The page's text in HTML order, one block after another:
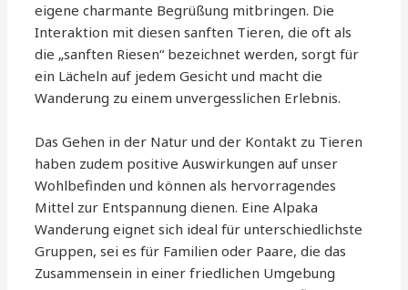
eigene charmante Begrüßung mitbringen. Die
Interaktion mit diesen sanften Tieren, die oft als
die „sanften Riesen“ bezeichnet werden, sorgt für
ein Lächeln auf jedem Gesicht und macht die
Wanderung zu einem unvergesslichen Erlebnis.
Das Gehen in der Natur und der Kontakt zu Tieren
haben zudem positive Auswirkungen auf unser
Wohlbefinden und können als hervorragendes
Mittel zur Entspannung dienen. Eine Alpaka
Wanderung eignet sich ideal für unterschiedlichste
Gruppen, sei es für Familien oder Paare, die das
Zusammensein in einer friedlichen Umgebung